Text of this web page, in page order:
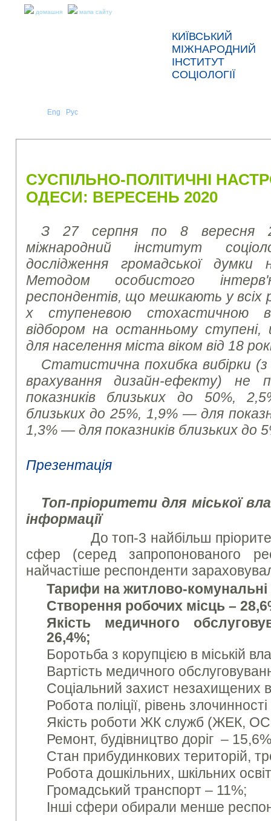
домашня мапа сайту
КИЇВСЬКИЙ
МІЖНАРОДНИЙ
ІНСТИТУТ
СОЦІОЛОГІЇ
Eng Рус
СУСПІЛЬНО-ПОЛІТИЧНІ
ОДЕСИ: ВЕРЕСЕНЬ 2020
З 27 серпня по 8 вересня
міжнародний інститут
дослідження громадської
Методом особистого
респондентів, що мешкають у всіх
х ступеневою стохастичною
відбором на останньому
для населення міста віком від 18
Статистична похибка вибірки (з
врахування дизайн-ефекту) не
показників близьких до 50%,
близьких до 25%, 1,9% — для
1,3% — для показників близьких до
Презентація
Топ-пріоритети для міської
інформації
До топ-3 найбільш
сфер (серед запропонованого
найчастіше респонденти
Тарифи на житлово-комунальні
Створення робочих місць – 28,
Якість медичного
26,4%;
Боротьба з корупцією в міській
Вартість медичного
Соціальний захист незахищених
Робота поліції, рівень
Якість роботи ЖК служб (ЖЕК,
Ремонт, будівництво доріг –
Стан прибудинкових територій,
Робота дошкільних, шкільних
Громадський транспорт – 11%;
Інші сфери обирали менше